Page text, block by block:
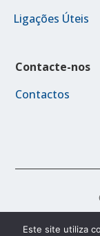
Ligações Úteis
Contacte-nos
Contactos
Este site utiliza